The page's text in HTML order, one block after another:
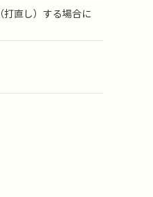
直し）する場合に